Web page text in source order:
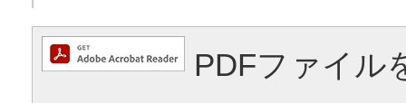
PDFファイル